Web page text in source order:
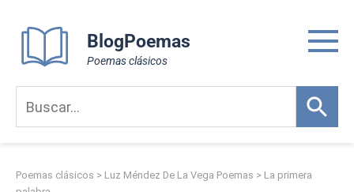
content
BlogPoemas
Poemas clásicos
Poemas clásicos > Luz Méndez De La Vega Poemas > La primera